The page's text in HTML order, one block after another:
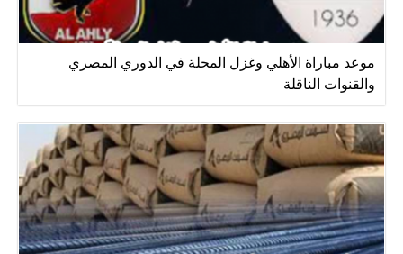
موعد مباراة الأهلي وغزل المحلة في الدوري المصري
والقنوات الناقلة